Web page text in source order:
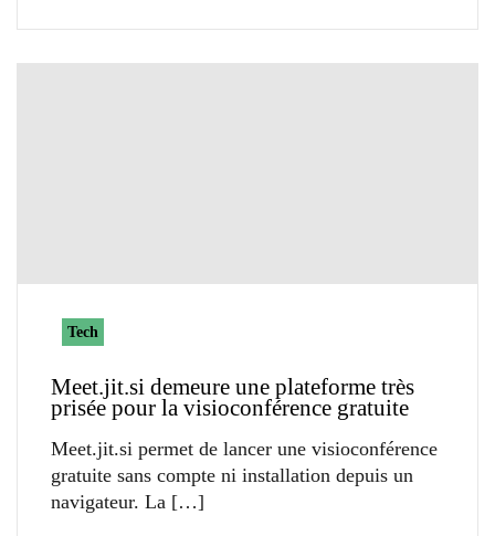
Tech
Meet.jit.si demeure une plateforme très
prisée pour la visioconférence gratuite
Meet.jit.si permet de lancer une visioconférence
gratuite sans compte ni installation depuis un
navigateur. La